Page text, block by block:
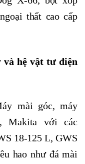
thất cao cấp
và hệ vật tư điện
mài góc, máy
Makita với các
18-125 L, GWS
hao như đá mài